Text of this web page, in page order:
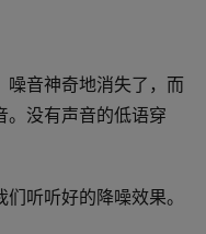
噪音神奇地消失了，而
。没有声音的低语穿
听听好的降噪效果。